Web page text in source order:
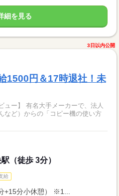
細を見る
3日以内公開
1500円＆17時退社！未
ュー】 有名大手メーカーで、法人
など）からの「コピー機の使い方
（徒歩 3分）
給
+15分小休憩） ※1...